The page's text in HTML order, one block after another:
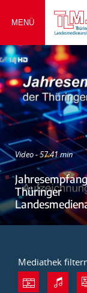
MENÜ
Video - 57:41 min
Thüringer
Mediathek